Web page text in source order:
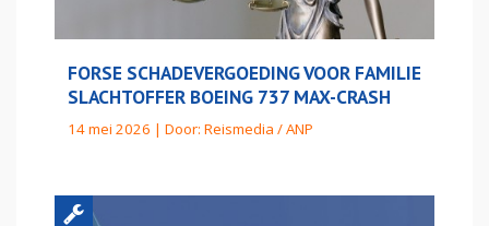
FORSE SCHADEVERGOEDING VOOR FAMILIE
SLACHTOFFER BOEING 737 MAX-CRASH
14 mei 2026 | Door: Reismedia / ANP